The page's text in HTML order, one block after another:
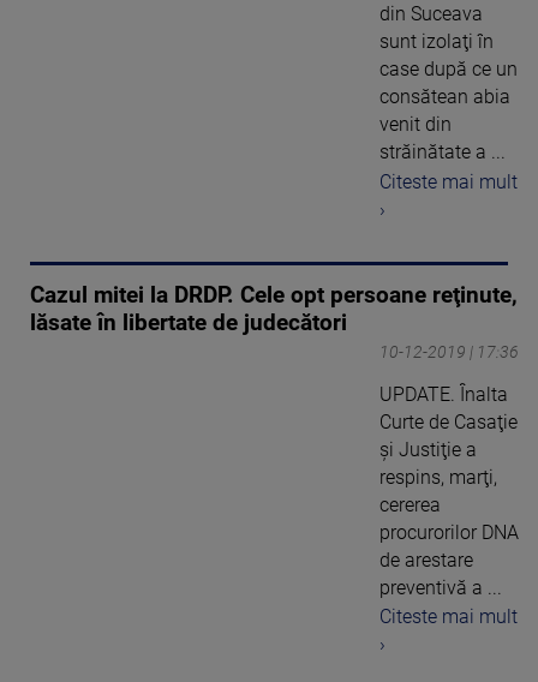
din Suceava
sunt izolaţi în
case după ce un
consătean abia
venit din
străinătate a ...
Citeste mai mult
›
Cazul mitei la DRDP. Cele opt persoane reţinute,
lăsate în libertate de judecători
10-12-2019 | 17:36
UPDATE. Înalta
Curte de Casaţie
şi Justiţie a
respins, marţi,
cererea
procurorilor DNA
de arestare
preventivă a ...
Citeste mai mult
›